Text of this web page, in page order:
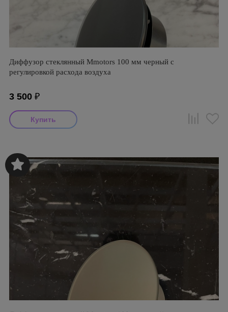
Диффузор стеклянный Mmotors 100 мм черный с
регулировкой расхода воздуха
3 500 ₽